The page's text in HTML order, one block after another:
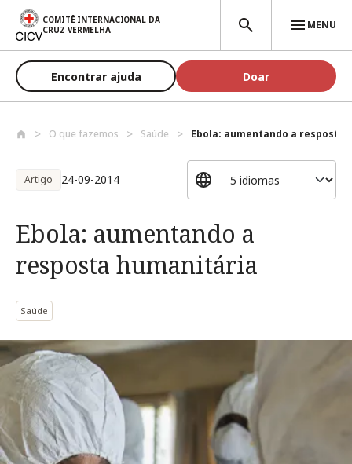
Passar para o conteúdo principal
COMITÊ INTERNACIONAL DA
CRUZ VERMELHA
MENU
Encontrar ajuda Doar
O que fazemos Saúde Ebola: aumentando a resposta
Artigo 24-09-2014
Ebola: aumentando a
resposta humanitária
Saúde